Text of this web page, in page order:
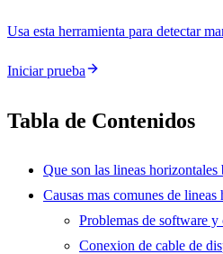
Usa esta herramienta para detectar
Iniciar prueba
Tabla de Contenidos
Que son las lineas
Causas mas comunes de
Problemas de software
Conexion de cable de